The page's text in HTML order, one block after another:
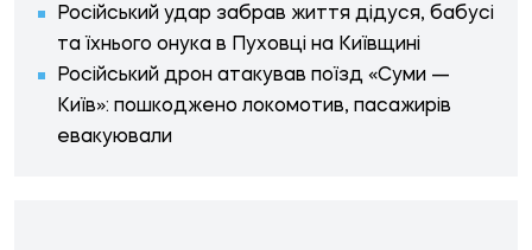
Російський удар забрав життя дідуся, бабусі
та їхнього онука в Пуховці на Київщині
Російський дрон атакував поїзд «Суми —
Київ»: пошкоджено локомотив, пасажирів
евакуювали